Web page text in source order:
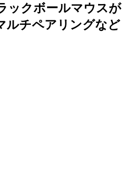
ックボールマウスが
チペアリングなど